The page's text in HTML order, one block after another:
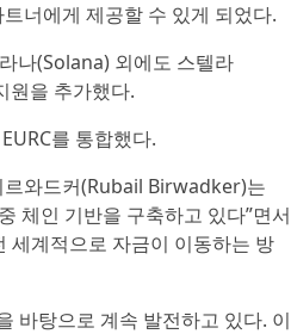
너에게 제공할 수 있게 되었다.
나(Solana) 외에도 스텔라
원을 추가했다.
를 통합했다.
르와드커(Rubail Birwadker)는
체인 기반을 구축하고 있다”면서
세계적으로 자금이 이동하는 방
바탕으로 계속 발전하고 있다. 이